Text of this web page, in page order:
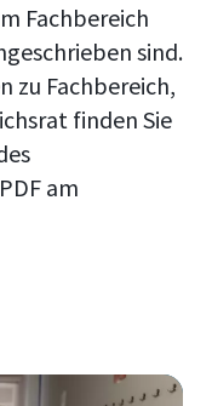
Fachbereich
sind.
zu Fachbereich,
finden Sie
am